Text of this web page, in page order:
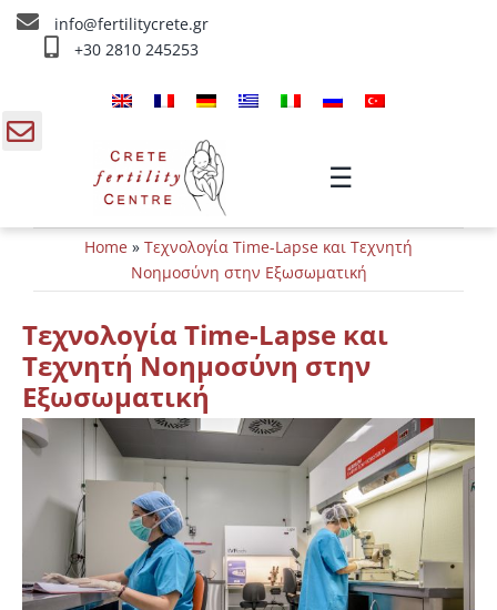
Skip
info@fertilitycrete.gr
+30 2810 245253
☰
Ποιοί είμαστε
Θεραπείες Υπογονιμότητας
Θεραπείες Αναζωογόνησης
Θεραπείες IV
Πληροφορίες
Επικοινωνία
Home » Τεχνολογία Time-Lapse και Τεχνητή
Νοημοσύνη στην Εξωσωματική
Τεχνολογία Time-Lapse και
Τεχνητή Νοημοσύνη στην
Εξωσωματική